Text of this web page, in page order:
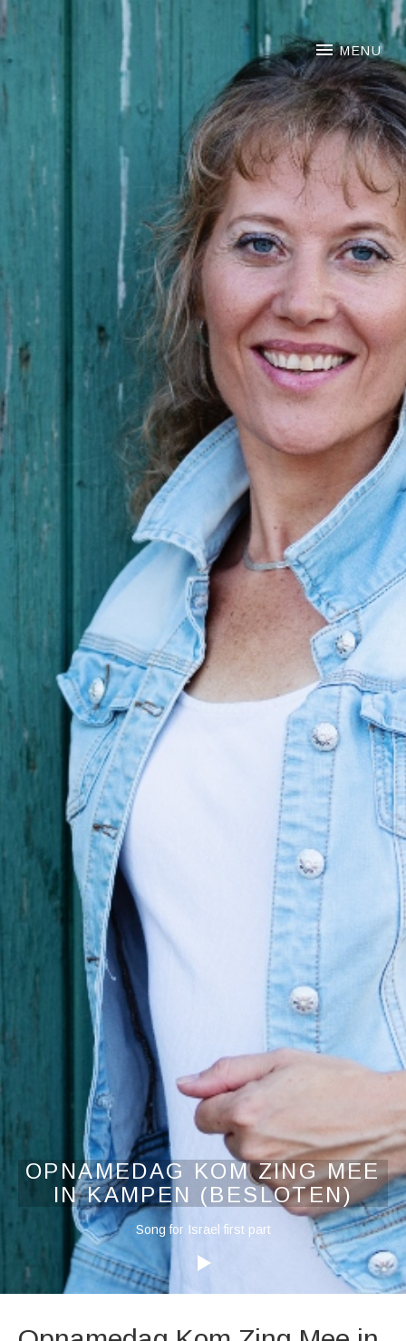
NOORTJE VAN
MENU
OPNAMEDAG KOM ZING MEE
IN KAMPEN (BESLOTEN)
Audiospeler
Song for Israel first part